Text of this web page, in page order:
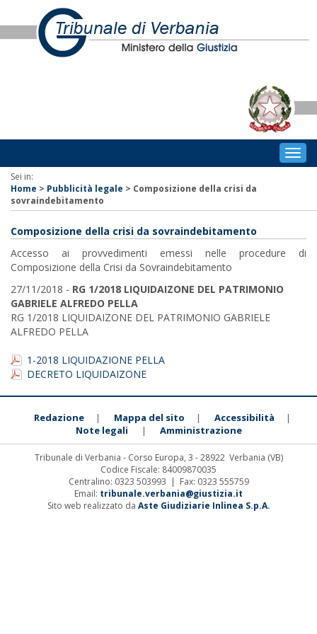
Sei in:
Home > Pubblicità legale > Composizione della crisi da
sovraindebitamento
Composizione della crisi da sovraindebitamento
Accesso ai provvedimenti emessi nelle procedure di
Composizione della Crisi da Sovraindebitamento
27/11/2018 - RG 1/2018 LIQUIDAIZONE DEL PATRIMONIO
GABRIELE ALFREDO PELLA
RG 1/2018 LIQUIDAIZONE DEL PATRIMONIO GABRIELE
ALFREDO PELLA
1-2018 LIQUIDAZIONE PELLA
DECRETO LIQUIDAIZONE
Redazione | Mappa del sito | Accessibilità |
Note legali | Amministrazione
Tribunale di Verbania - Corso Europa, 3 - 28922 Verbania (VB)
Codice Fiscale: 84009870035
Centralino: 0323 503993 | Fax: 0323 555759
Email: tribunale.verbania@giustizia.it
Sito web realizzato da Aste Giudiziarie Inlinea S.p.A.